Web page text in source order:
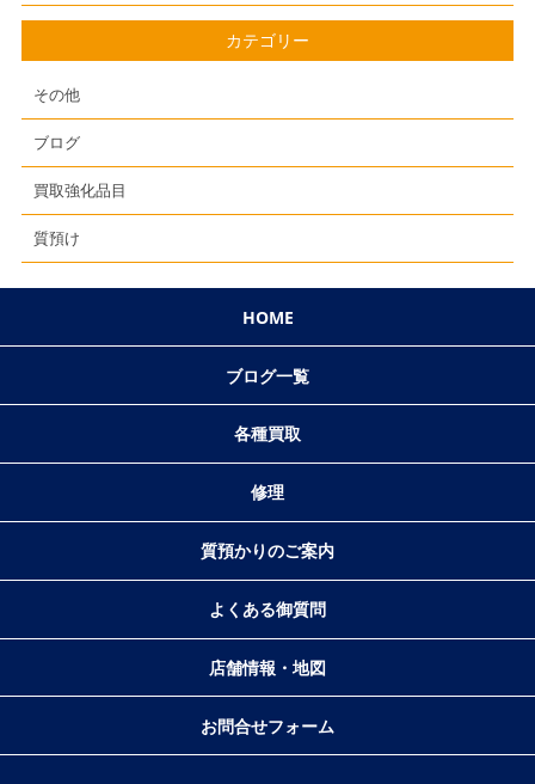
カテゴリー
その他
ブログ
買取強化品目
質預け
HOME
ブログ一覧
各種買取
修理
質預かりのご案内
よくある御質問
店舗情報・地図
お問合せフォーム